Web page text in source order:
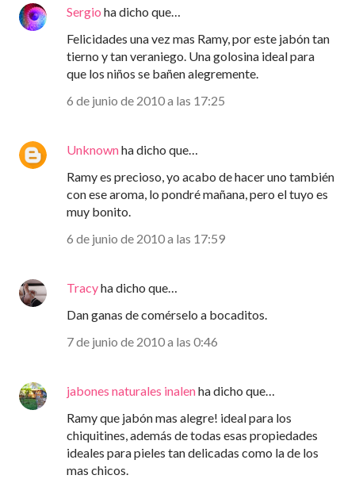
Sergio ha dicho que…
Felicidades una vez mas Ramy, por este jabón tan
tierno y tan veraniego. Una golosina ideal para
que los niños se bañen alegremente.
6 de junio de 2010 a las 17:25
Unknownha dicho que…
Ramy es precioso, yo acabo de hacer uno también
con ese aroma, lo pondré mañana, pero el tuyo es
muy bonito.
6 de junio de 2010 a las 17:59
Tracyha dicho que…
Dan ganas de comérselo a bocaditos.
7 de junio de 2010 a las 0:46
jabones naturales inalenha dicho que…
Ramy que jabón mas alegre! ideal para los
chiquitines, además de todas esas propiedades
ideales para pieles tan delicadas como la de los
mas chicos.